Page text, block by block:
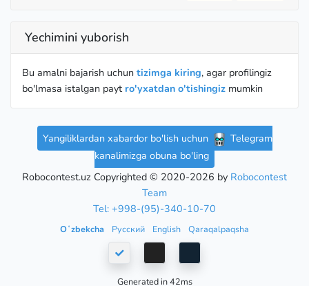
Yechimini yuborish
Bu amalni bajarish uchun tizimga kiring, agar profilingiz
bo'lmasa istalgan payt ro'yxatdan o'tishingiz mumkin
Yangiliklardan xabardor bo'lish uchun
Telegram
kanalimizga obuna bo'ling
Robocontest.uz Copyrighted © 2020-2026 by Robocontest
Team
Tel: +998-(95)-340-10-70
Oʻzbekcha Русский English Qaraqalpaqsha
Generated in 42ms